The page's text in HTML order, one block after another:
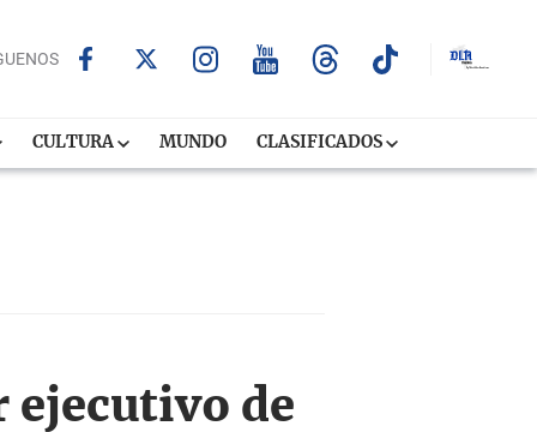
CULTURA MUNDO CLASIFICADOS
ejecutivo de